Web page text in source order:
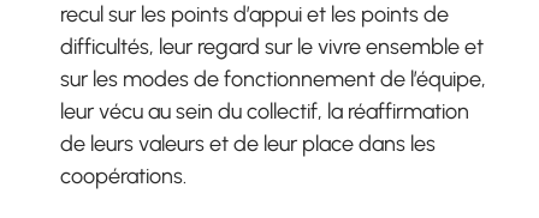
recul sur les points d’appui et les points de
difficultés, leur regard sur le vivre ensemble et
sur les modes de fonctionnement de l’équipe,
leur vécu au sein du collectif, la réaffirmation
de leurs valeurs et de leur place dans les
coopérations.